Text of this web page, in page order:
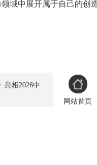
域中展开属于自己的创
亮相2026中
网站首页